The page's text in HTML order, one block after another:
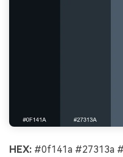
HEX: #0f141a #27313a